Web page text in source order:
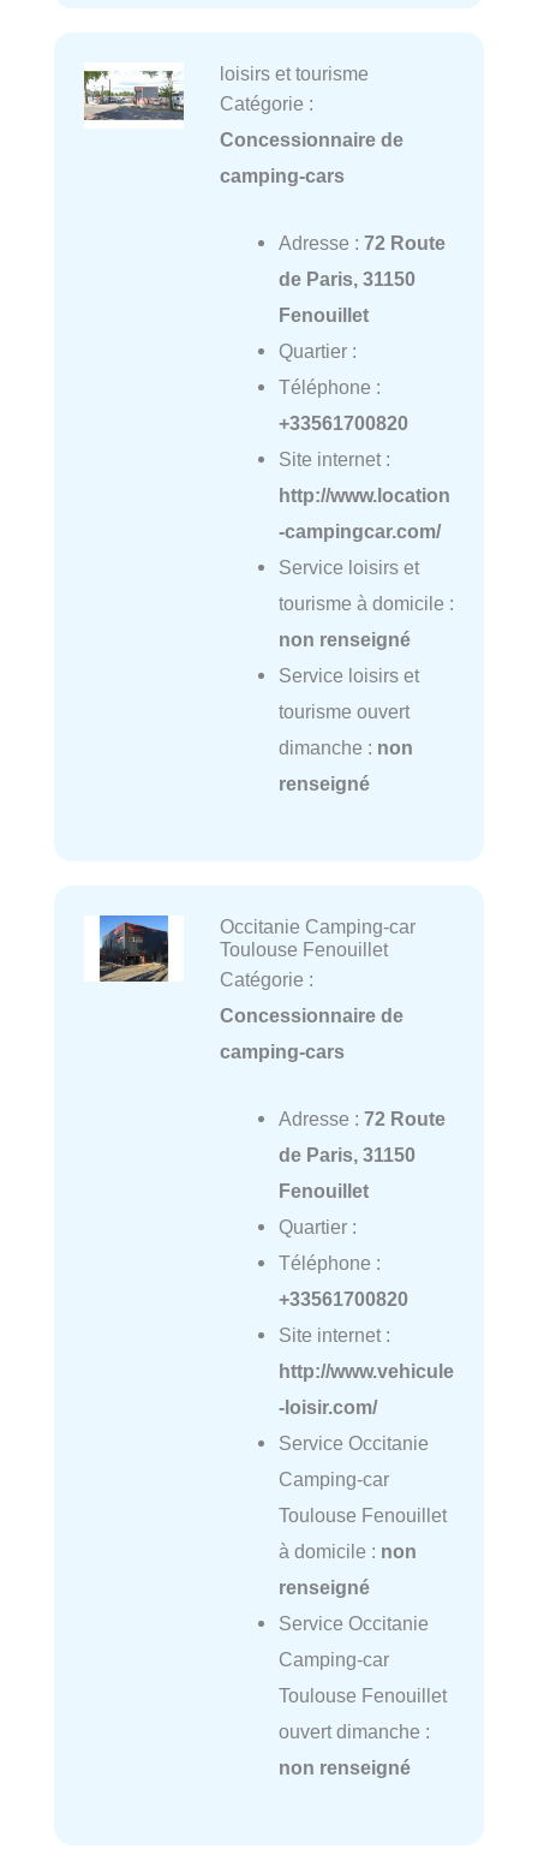
loisirs et tourisme
Catégorie :
Concessionnaire de
camping-cars
Adresse : 72 Route
de Paris, 31150
Fenouillet
Quartier :
Téléphone :
+33561700820
Site internet :
http://www.location
-campingcar.com/
Service loisirs et
tourisme à domicile :
non renseigné
Service loisirs et
tourisme ouvert
dimanche : non
renseigné
Occitanie Camping-car
Toulouse Fenouillet
Catégorie :
Concessionnaire de
camping-cars
Adresse : 72 Route
de Paris, 31150
Fenouillet
Quartier :
Téléphone :
+33561700820
Site internet :
http://www.vehicule
-loisir.com/
Service Occitanie
Camping-car
Toulouse Fenouillet
à domicile : non
renseigné
Service Occitanie
Camping-car
Toulouse Fenouillet
ouvert dimanche :
non renseigné